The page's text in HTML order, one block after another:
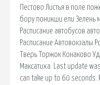
Пестово Листья в поле
бору поникши ели Зелень
Расписание автобусов
Расписание Автовокзалы
Тверь Торжок Конаково
Максатиха. Last update
can take up to 60 seconds.